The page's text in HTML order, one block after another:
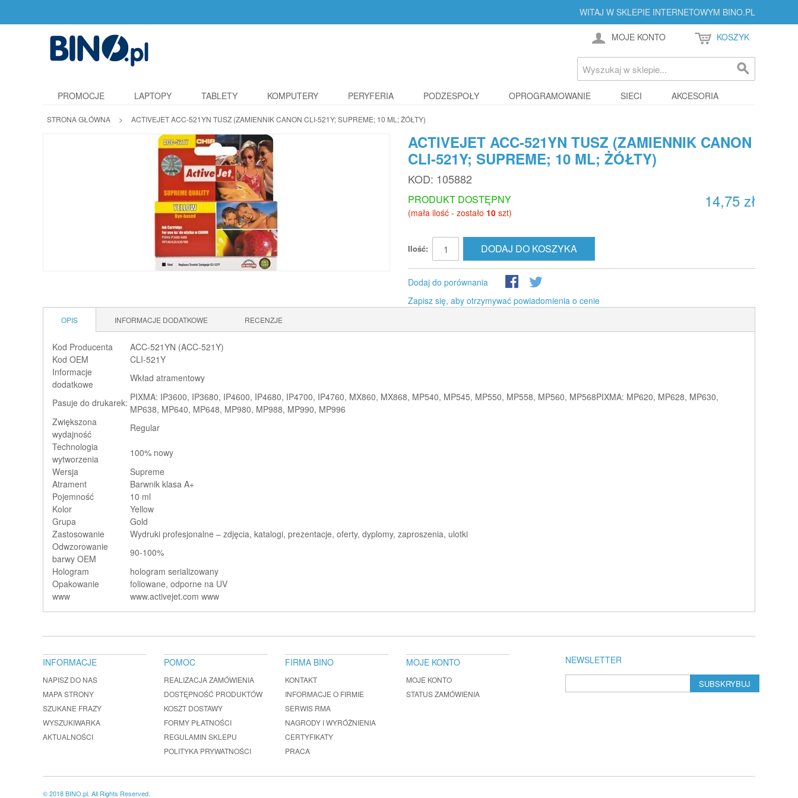
WITAJ W SKLEPIE INTERNETOWYM BINO.PL
MOJE KONTO KOSZYK
PROMOCJE LAPTOPY TABLETY KOMPUTERY PERYFERIA PODZESPOŁY OPROGRAMOWANIE SIECI AKCESORIA
STRONA GŁÓWNA > ACTIVEJET ACC-521YN TUSZ (ZAMIENNIK CANON CLI-521Y; SUPREME; 10 ML; ŻÓŁTY)
ACTIVEJET ACC-521YN TUSZ (ZAMIENNIK CANON
CLI-521Y; SUPREME; 10 ML; ŻÓŁTY)
KOD: 105882
14,75 zł
PRODUKT DOSTĘPNY
(mała ilość - zostało 10 szt)
Ilość: DODAJ DO KOSZYKA
Dodaj do porównania
Zapisz się, aby otrzymywać powiadomienia o cenie
OPIS INFORMACJE DODATKOWE RECENZJE
Kod Producenta
ACC-521YN (ACC-521Y)
Kod OEM
CLI-521Y
Informacje
dodatkowe
Wkład atramentowy
Pasuje do drukarek: PIXMA: IP3600, IP3680, IP4600, IP4680, IP4700, IP4760, MX860, MX868, MP540, MP545, MP550, MP558, MP560, MP568PIXMA: MP620, MP628, MP630,
MP638, MP640, MP648, MP980, MP988, MP990, MP996
Zwiększona
wydajność
Regular
Technologia
wytworzenia
100% nowy
Wersja
Supreme
Atrament
Barwnik klasa A+
Pojemność
10 ml
Kolor
Yellow
Grupa
Gold
Zastosowanie
Wydruki profesjonalne – zdjęcia, katalogi, prezentacje, oferty, dyplomy, zaproszenia, ulotki
Odwzorowanie
barwy OEM
90-100%
Hologram
hologram serializowany
Opakowanie
foliowane, odporne na UV
www
www.activejet.com www
NEWSLETTER
SUBSKRYBUJ
INFORMACJE
NAPISZ DO NAS
MAPA STRONY
SZUKANE FRAZY
WYSZUKIWARKA
AKTUALNOŚCI
POMOC
REALIZACJA ZAMÓWIENIA
DOSTĘPNOŚĆ PRODUKTÓW
KOSZT DOSTAWY
FORMY PŁATNOŚCI
REGULAMIN SKLEPU
POLITYKA PRYWATNOŚCI
FIRMA BINO
KONTAKT
INFORMACJE O FIRMIE
SERWIS RMA
NAGRODY I WYRÓŻNIENIA
CERTYFIKATY
PRACA
MOJE KONTO
MOJE KONTO
STATUS ZAMÓWIENIA
© 2018 BINO.pl. All Rights Reserved.